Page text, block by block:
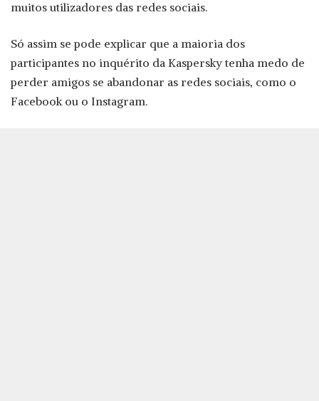
muitos utilizadores das redes sociais.
Só assim se pode explicar que a maioria dos
participantes no inquérito da Kaspersky tenha medo de
perder amigos se abandonar as redes sociais, como o
Facebook ou o Instagram.